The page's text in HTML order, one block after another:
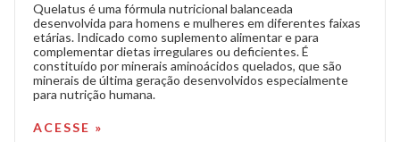
Quelatus é uma fórmula nutricional balanceada
desenvolvida para homens e mulheres em diferentes faixas
etárias. Indicado como suplemento alimentar e para
complementar dietas irregulares ou deficientes. É
constituído por minerais aminoácidos quelados, que são
minerais de última geração desenvolvidos especialmente
para nutrição humana.
ACESSE »